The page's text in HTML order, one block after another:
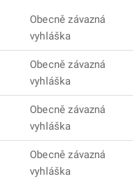
Obecně závazná
vyhláška
Obecně závazná
vyhláška
Obecně závazná
vyhláška
Obecně závazná
vyhláška